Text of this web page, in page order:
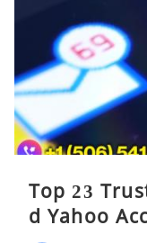
Top 23
d Yahoo